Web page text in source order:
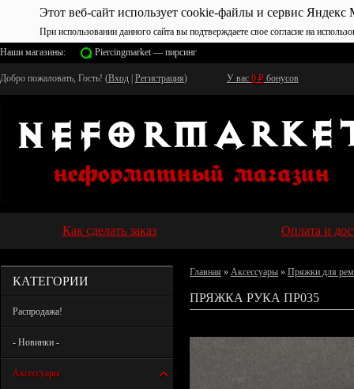
Этот веб-сайт использует cookie-файлы и сервис Яндекс
При использовании данного сайта вы подтверждаете свое согласие на
Наши магазины:
Piercingmarket — пирсинг
Добро пожаловать, Гость! (Вход Регистрация) У вас 0 ₽ бонусов
Как сделать заказ Оплата и
КАТЕГОРИИ
Распродажа!
- Новинки -
Аксессуары
Главная » Аксессуары » Пряжки для
ПРЯЖКА РУКА ПР035